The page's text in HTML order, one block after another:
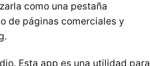
como una pestaña
de páginas comerciales y
Esta app es una utilidad para